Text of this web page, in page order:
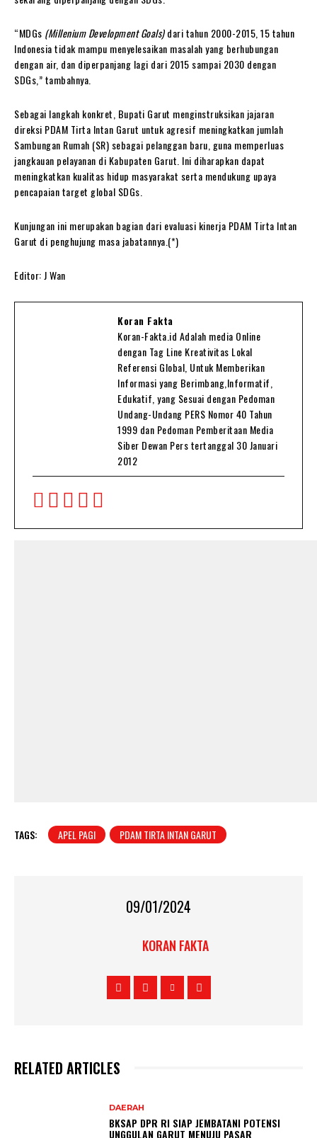
“MDGs (Millenium Development Goals)dari tahun 2000-2015, 15 tahun
Indonesia tidak mampu menyelesaikan masalah yang berhubungan
dengan air, dan diperpanjang lagi dari 2015 sampai 2030 dengan
SDGs,” tambahnya.
Sebagai langkah konkret, Bupati Garut menginstruksikan jajaran
direksi PDAM Tirta Intan Garut untuk agresif meningkatkan jumlah
Sambungan Rumah (SR) sebagai pelanggan baru, guna memperluas
jangkauan pelayanan di Kabupaten Garut. Ini diharapkan dapat
meningkatkan kualitas hidup masyarakat serta mendukung upaya
pencapaian target global SDGs.
Kunjungan ini merupakan bagian dari evaluasi kinerja PDAM Tirta Intan
Garut di penghujung masa jabatannya.(*)
Editor: J Wan
Koran Fakta
Koran-Fakta.id Adalah media Online
dengan Tag Line Kreativitas Lokal
Referensi Global, Untuk Memberikan
Informasi yang Berimbang,Informatif,
Edukatif, yang Sesuai dengan Pedoman
Undang-Undang PERS Nomor 40 Tahun
1999 dan Pedoman Pemberitaan Media
Siber Dewan Pers tertanggal 30 Januari
2012
TAGS: APEL PAGI PDAM TIRTA INTAN GARUT
09/01/2024
KORAN FAKTA
RELATED ARTICLES
DAERAH
BKSAP DPR RI SIAP JEMBATANI POTENSI
UNGGULAN GARUT MENUJU PASAR